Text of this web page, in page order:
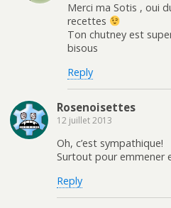
Merci ma Sotis , oui
recettes
Ton chutney est
bisous
Reply
Rosenoisettes
12 juillet 2013
Oh, c’est sympathique!
Surtout pour emmener
Reply